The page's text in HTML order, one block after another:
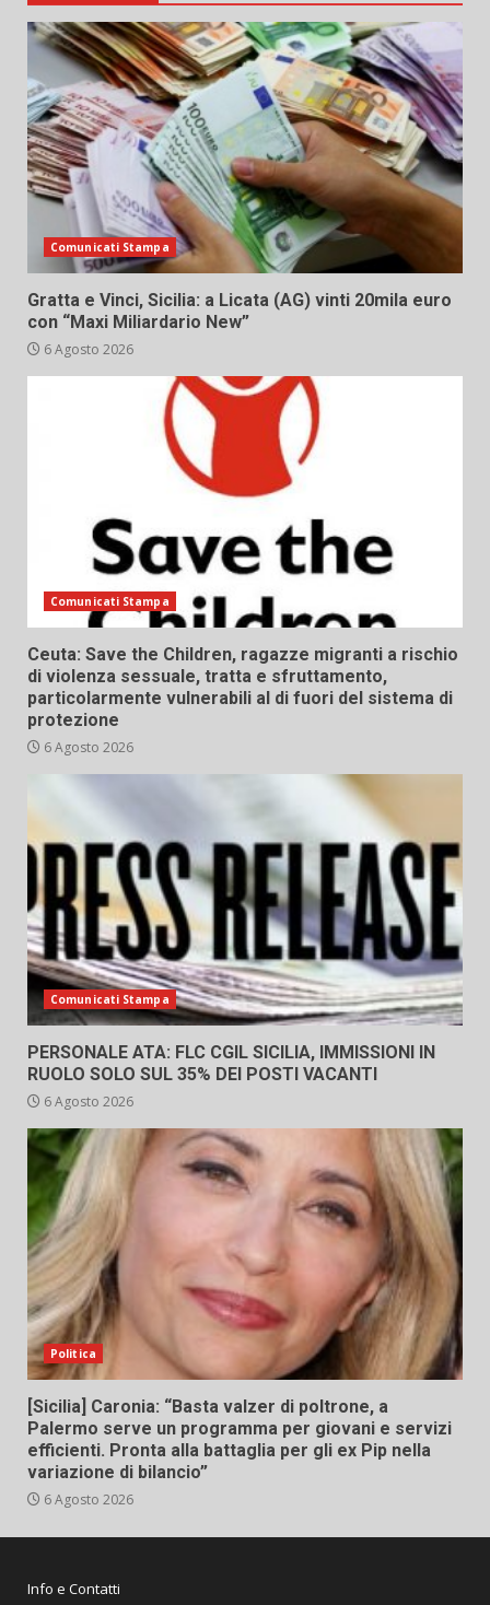
Comunicati Stampa
Gratta e Vinci, Sicilia: a Licata (AG) vinti 20mila euro
con “Maxi Miliardario New”
6 Agosto 2026
Comunicati Stampa
Ceuta: Save the Children, ragazze migranti a rischio
di violenza sessuale, tratta e sfruttamento,
particolarmente vulnerabili al di fuori del sistema di
protezione
6 Agosto 2026
Comunicati Stampa
PERSONALE ATA: FLC CGIL SICILIA, IMMISSIONI IN
RUOLO SOLO SUL 35% DEI POSTI VACANTI
6 Agosto 2026
Politica
[Sicilia] Caronia: “Basta valzer di poltrone, a
Palermo serve un programma per giovani e servizi
efficienti. Pronta alla battaglia per gli ex Pip nella
variazione di bilancio”
6 Agosto 2026
Info e Contatti